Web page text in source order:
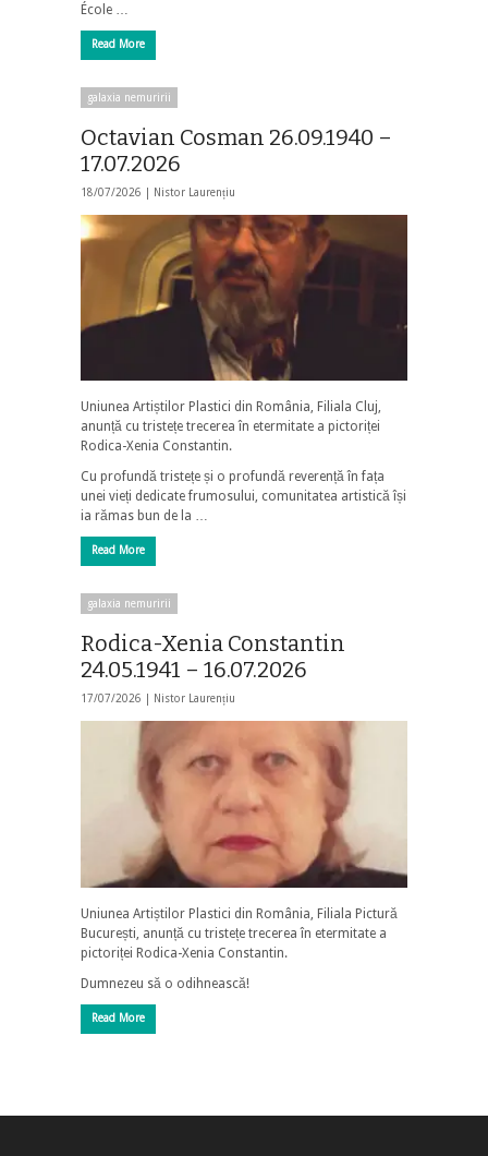
École …
Read More
galaxia nemuririi
Octavian Cosman 26.09.1940 –
17.07.2026
18/07/2026 | Nistor Laurențiu
Uniunea Artiștilor Plastici din România, Filiala Cluj,
anunță cu tristețe trecerea în etermitate a pictoriței
Rodica-Xenia Constantin.
Cu profundă tristețe și o profundă reverență în fața
unei vieți dedicate frumosului, comunitatea artistică își
ia rămas bun de la …
Read More
galaxia nemuririi
Rodica-Xenia Constantin
24.05.1941 – 16.07.2026
17/07/2026 | Nistor Laurențiu
Uniunea Artiștilor Plastici din România, Filiala Pictură
București, anunță cu tristețe trecerea în etermitate a
pictoriței Rodica-Xenia Constantin.
Dumnezeu să o odihnească!
Read More